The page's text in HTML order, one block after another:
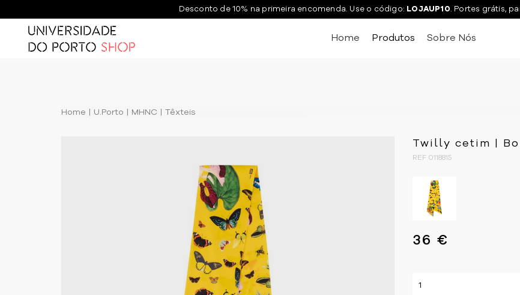
Desconto de 10% na primeira encomenda. Use o código: LOJAUP10 . Portes grátis,
Home Produtos Sobre Nós
Home U.Porto MHNC Têxteis
Twilly cetim |
REF 0118815
36 €